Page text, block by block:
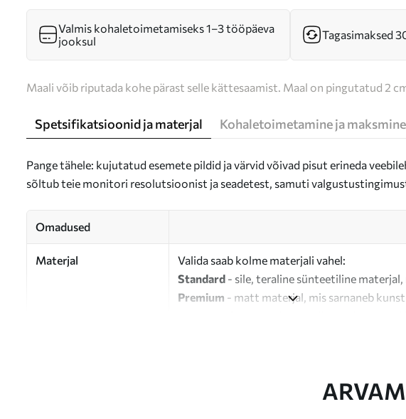
Valmis kohaletoimetamiseks 1–3 tööpäeva
jooksul
Tagasimaksed
Maali võib riputada kohe pärast selle kättesaamist. Maal on pingutatud 2
Spetsifikatsioonid ja materjal Kohaletoimetamine ja maksmine
Pange tähele: kujutatud esemete pildid ja värvid võivad pisut erineda
sõltub teie monitori resolutsioonist ja seadetest, samuti
Omadused
Materjal
Valida saab kolme materjali vahel:
Standard - sile, teraline sünteetiline materjal,
Premium - matt materjal, mis sarnaneb